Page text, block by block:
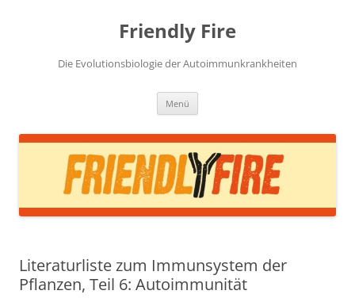
Friendly Fire
Die Evolutionsbiologie der Autoimmunkrankheiten
Menü
Literaturliste zum Immunsystem der
Pflanzen, Teil 6: Autoimmunität